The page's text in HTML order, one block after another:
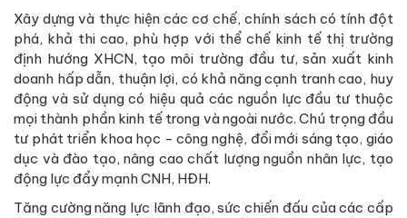
Xây dựng và thực hiện các cơ chế, chính sách có tính đột
phá, khả thi cao, phù hợp với thể chế kinh tế thị trường
định hướng XHCN, tạo môi trường đầu tư, sản xuất kinh
doanh hấp dẫn, thuận lợi, có khả năng cạnh tranh cao, huy
động và sử dụng có hiệu quả các nguồn lực đầu tư thuộc
mọi thành phần kinh tế trong và ngoài nước. Chú trọng đầu
tư phát triển khoa học - công nghệ, đổi mới sáng tạo, giáo
dục và đào tạo, nâng cao chất lượng nguồn nhân lực, tạo
động lực đẩy mạnh CNH, HĐH.
Tăng cường năng lực lãnh đạo, sức chiến đấu của các cấp